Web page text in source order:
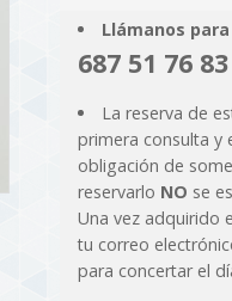
Llámanos
687 51 76 83
La reserva de
primera consulta y
obligación de
reservarlo NO se
Una vez adquirido
tu correo
para concertar el